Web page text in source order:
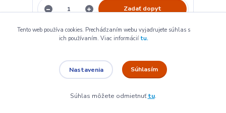
Zadať dopyt
Tento web používa cookies. Prechádzaním webu vyjadrujete súhlas s
ich používaním. Viac informácií tu.
Nastavenia Súhlasím
Súhlas môžete odmietnuťtu.